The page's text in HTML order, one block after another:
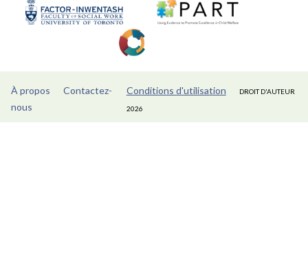
À propos
Contactez-
nous
Conditions d'utilisation DROIT D'AUTEUR
2026